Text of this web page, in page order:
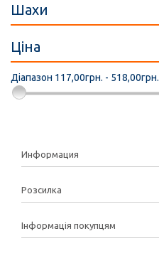
Шахи
Ціна
Діапазон 117,00грн. - 518,00грн.
Информация
Розсилка
Інформація покупцям